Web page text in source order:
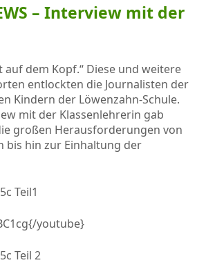
– Interview mit der
auf dem Kopf.“ Diese und weitere
entlockten die Journalisten der
Kindern der Löwenzahn-Schule.
mit der Klassenlehrerin gab
großen Herausforderungen von
bis hin zur Einhaltung der
Teil1
youtube}
Teil 2